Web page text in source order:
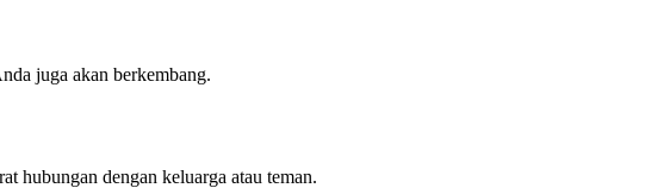
juga akan berkembang.
hubungan dengan keluarga atau teman.